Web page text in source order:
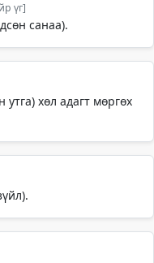
үг]
санаа).
хөл адагт мөргөх